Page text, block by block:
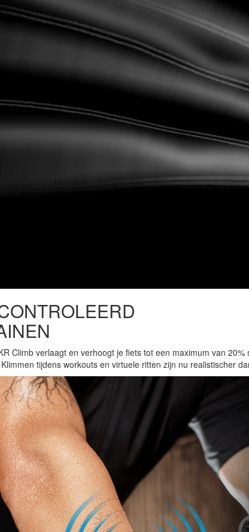
Climb verlaagt en verhoogt je fiets tot een maximum van
tijdens workouts en virtuele ritten zijn nu realistischer